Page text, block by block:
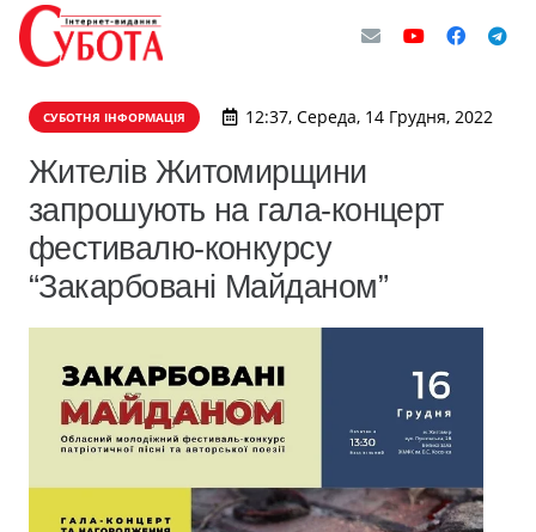
СУБОТНЯ ІНФОРМАЦІЯ 12:37, Середа, 14 Грудня, 2022
Жителів Житомирщини
запрошують на гала-концерт
фестивалю-конкурсу
“Закарбовані Майданом”